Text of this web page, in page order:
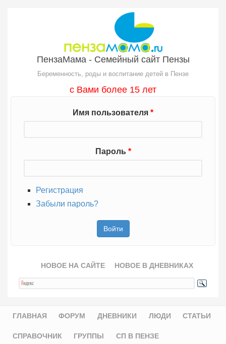
ПензаМама - Семейный сайт Пензы
Беременность, роды и воспитание детей в Пензе
с Вами более 15 лет
Имя пользователя *
Пароль *
Регистрация
Забыли пароль?
НОВОЕ НА САЙТЕ НОВОЕ В ДНЕВНИКАХ
Главное меню
ГЛАВНАЯ ФОРУМ ДНЕВНИКИ ЛЮДИ СТАТЬИ
СПРАВОЧНИК ГРУППЫ СП В ПЕНЗЕ